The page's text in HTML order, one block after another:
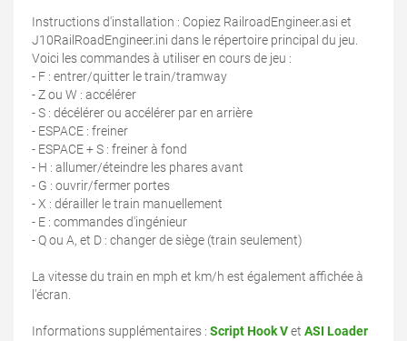
Instructions d'installation : Copiez RailroadEngineer.asi et
J10RailRoadEngineer.ini dans le répertoire principal du jeu.
Voici les commandes à utiliser en cours de jeu :
- F : entrer/quitter le train/tramway
- Z ou W : accélérer
- S : décélérer ou accélérer par en arrière
- ESPACE : freiner
- ESPACE + S : freiner à fond
- H : allumer/éteindre les phares avant
- G : ouvrir/fermer portes
- X : dérailler le train manuellement
- E : commandes d'ingénieur
- Q ou A, et D : changer de siège (train seulement)
La vitesse du train en mph et km/h est également affichée à
l'écran.
Informations supplémentaires : Script Hook Vet ASI Loader